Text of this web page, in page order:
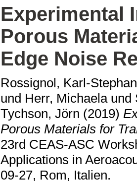
Experimental
Porous
Edge Noise
Rossignol, Karl-
und Herr, Michaelaund
Tychson, Jörn (2019)
Porous Materials for
23rd CEAS-ASC
Applications in
09-27, Rom, Italien.